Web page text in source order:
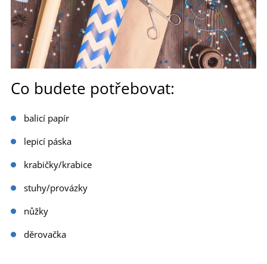
Co budete potřebovat:
balicí papír
lepicí páska
krabičky/krabice
stuhy/provázky
nůžky
děrovačka